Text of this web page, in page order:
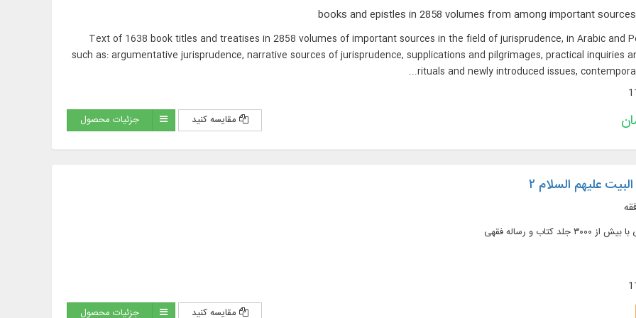
Text of 1638 book titles and treatises in 2858 volumes of important sources in the field of jurisprudence, in Arabic and
such as: argumentative jurisprudence, narrative sources of jurisprudence, supplications and pilgrimages, practical inquiries
rituals and newly introduced issues,
مقایسه کنید جزئیات محصول
علیهم السلام ۲
کتاب و رساله فقهی
مقایسه کنید جزئیات محصول